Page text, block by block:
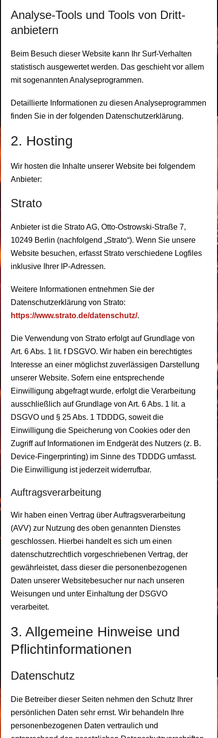
Analyse-Tools und Tools von Dritt­
anbietern
Beim Besuch dieser Website kann Ihr Surf-Verhalten
statistisch ausgewertet werden. Das geschieht vor allem
mit sogenannten Analyseprogrammen.
Detaillierte Informationen zu diesen Analyseprogrammen
finden Sie in der folgenden Datenschutzerklärung.
2. Hosting
Wir hosten die Inhalte unserer Website bei folgendem
Anbieter:
Strato
Anbieter ist die Strato AG, Otto-Ostrowski-Straße 7,
10249 Berlin (nachfolgend „Strato“). Wenn Sie unsere
Website besuchen, erfasst Strato verschiedene Logfiles
inklusive Ihrer IP-Adressen.
Weitere Informationen entnehmen Sie der
Datenschutzerklärung von Strato:
https://www.strato.de/datenschutz/.
Die Verwendung von Strato erfolgt auf Grundlage von
Art. 6 Abs. 1 lit. f DSGVO. Wir haben ein berechtigtes
Interesse an einer möglichst zuverlässigen Darstellung
unserer Website. Sofern eine entsprechende
Einwilligung abgefragt wurde, erfolgt die Verarbeitung
ausschließlich auf Grundlage von Art. 6 Abs. 1 lit. a
DSGVO und § 25 Abs. 1 TDDDG, soweit die
Einwilligung die Speicherung von Cookies oder den
Zugriff auf Informationen im Endgerät des Nutzers (z. B.
Device-Fingerprinting) im Sinne des TDDDG umfasst.
Die Einwilligung ist jederzeit widerrufbar.
Auftragsverarbeitung
Wir haben einen Vertrag über Auftragsverarbeitung
(AVV) zur Nutzung des oben genannten Dienstes
geschlossen. Hierbei handelt es sich um einen
datenschutzrechtlich vorgeschriebenen Vertrag, der
gewährleistet, dass dieser die personenbezogenen
Daten unserer Websitebesucher nur nach unseren
Weisungen und unter Einhaltung der DSGVO
verarbeitet.
3. Allgemeine Hinweise und
Pflicht­informationen
Datenschutz
Die Betreiber dieser Seiten nehmen den Schutz Ihrer
persönlichen Daten sehr ernst. Wir behandeln Ihre
personenbezogenen Daten vertraulich und